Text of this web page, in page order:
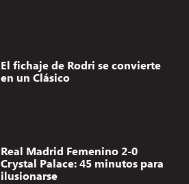
El fichaje de Rodri se convierte
en un Clásico
Real Madrid Femenino 2-0
Crystal Palace: 45 minutos para
ilusionarse